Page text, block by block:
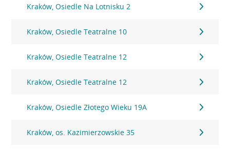
Kraków, Osiedle Na Lotnisku 2
Kraków, Osiedle Teatralne 10
Kraków, Osiedle Teatralne 12
Kraków, Osiedle Teatralne 12
Kraków, Osiedle Złotego Wieku 19A
Kraków, os. Kazimierzowskie 35